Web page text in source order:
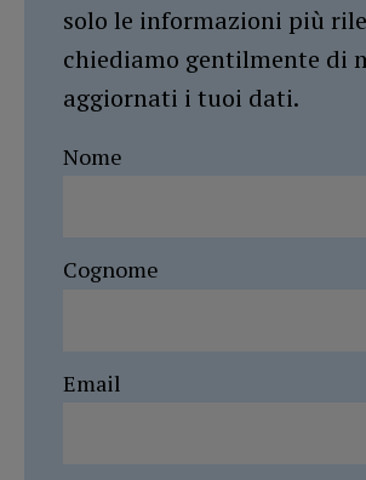
solo le informazioni più
chiediamo gentilmente di
aggiornati i tuoi dati.
Nome
Cognome
Email